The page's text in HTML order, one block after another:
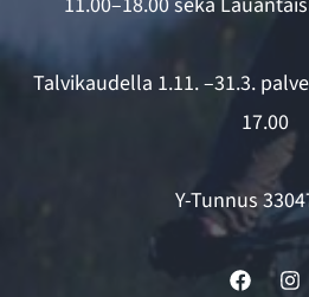
Talvikaudella 1.11. –31.3.
17.00
Y-Tunnus